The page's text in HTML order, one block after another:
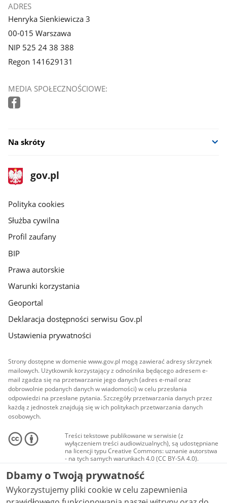
ADRES
Henryka Sienkiewicza 3
00-015 Warszawa
NIP 525 24 38 388
Regon 141629131
MEDIA SPOŁECZNOŚCIOWE:
Na skróty
stopka
gov.pl
Strona
gov.pl
gov.pl
Polityka cookies
Służba cywilna
Profil zaufany
BIP
Prawa autorskie
Warunki korzystania
Geoportal
Deklaracja dostępności serwisu Gov.pl
Ustawienia prywatności
Strony dostępne w domenie www.gov.pl mogą zawierać adresy skrzynek
mailowych. Użytkownik korzystający z odnośnika będącego adresem e-
mail zgadza się na przetwarzanie jego danych (adres e-mail oraz
dobrowolnie podanych danych w wiadomości) w celu przesłania
odpowiedzi na przesłane pytania. Szczegóły przetwarzania danych przez
każdą z jednostek znajdują się w ich politykach przetwarzania danych
osobowych.
Treści tekstowe publikowane w serwisie (z
wyłączeniem treści audiowizualnych), są udostępniane
na licencji typu Creative Commons: uznanie autorstwa
- na tych samych warunkach 4.0 (CC BY-SA 4.0).
Materiały audiowizualne, w tym zdjęcia, materiały
audio i wideo, są udostępniane na licencji typu
Creative Commons: uznanie autorstwa użycie
niekomercyjne - bez utworów zależnych 4.0 (CC BY-
NC-ND 4.0), o ile nie jest to stwierdzone inaczej.
Dbamy o Twoją prywatność
Wykorzystujemy pliki cookie w celu zapewnienia